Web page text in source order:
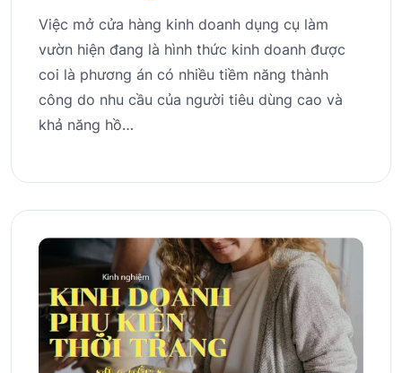
Việc mở cửa hàng kinh doanh dụng cụ làm
vườn hiện đang là hình thức kinh doanh được
coi là phương án có nhiều tiềm năng thành
công do nhu cầu của người tiêu dùng cao và
khả năng hồ…